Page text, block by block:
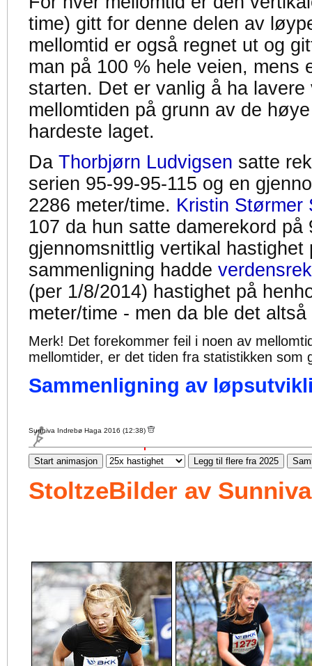
time) gitt for denne delen av
mellomtid er også regnet ut og
man på 100 % hele veien, mens
starten. Det er vanlig å ha
mellomtiden på grunn av de
hardeste laget.
Da Thorbjørn Ludvigsen satte
serien 95-99-95-115 og en
2286 meter/time. Kristin Størmer
107 da hun satte damerekord på
gjennomsnittlig vertikal hastighet
sammenligning hadde
(per 1/8/2014) hastighet på
meter/time - men da ble det
Merk! Det forekommer feil i noen av
mellomtider, er det tiden fra statistikken som
Sammenligning av
Sunniva Indrebø Haga 2016 (12:38)
Start animasjon Legg til flere fra 2025
StoltzeBilder av